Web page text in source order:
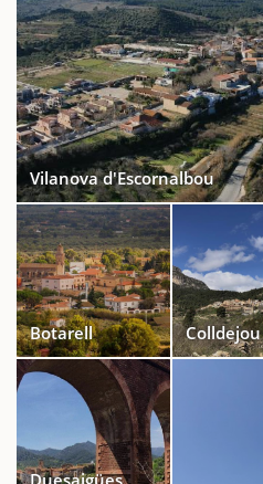
Vilanova d'Escornalbou
Botarell Colldejou
Duesaigües